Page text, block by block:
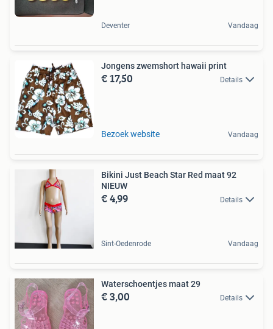
Deventer Vandaag
Jongens zwemshort hawaii print
€ 17,50 Details
Bezoek website Vandaag
Bikini Just Beach Star Red maat 92
NIEUW
€ 4,99 Details
Sint-Oedenrode Vandaag
Waterschoentjes maat 29
€ 3,00 Details